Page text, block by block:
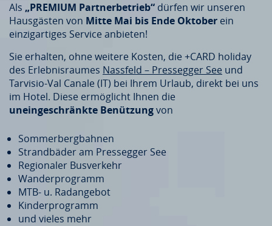
Als „PREMIUM Partnerbetrieb“ dürfen wir unseren
Hausgästen von Mitte Mai bis Ende Oktober ein
einzigartiges Service anbieten!
Sie erhalten, ohne weitere Kosten, die +CARD holiday
des Erlebnisraumes Nassfeld – Pressegger See und
Tarvisio-Val Canale (IT) bei Ihrem Urlaub, direkt bei uns
im Hotel. Diese ermöglicht Ihnen die
uneingeschränkte Benützungvon
Sommerbergbahnen
Strandbäder am Pressegger See
Regionaler Busverkehr
Wanderprogramm
MTB- u. Radangebot
Kinderprogramm
und vieles mehr